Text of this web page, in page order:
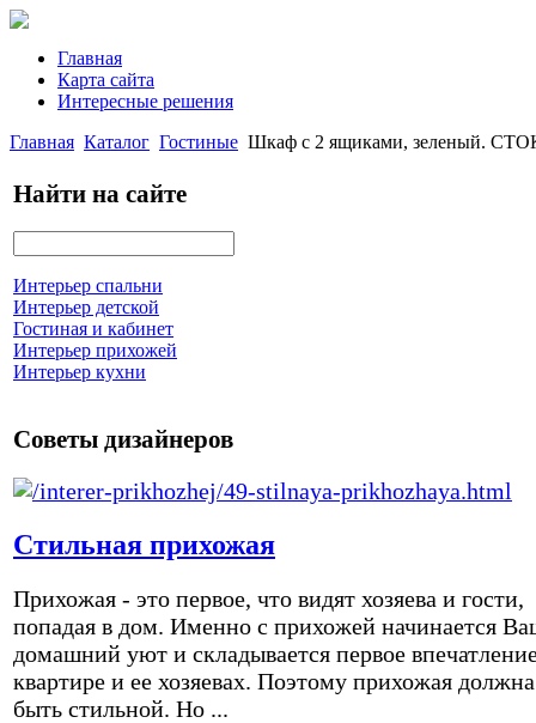
Главная
Карта сайта
Интересные решения
Главная Каталог Гостиные Шкаф с 2 ящиками, зеленый.
Найти на сайте
Интерьер спальни
Интерьер детской
Гостиная и кабинет
Интерьер прихожей
Интерьер кухни
Советы дизайнеров
Стильная прихожая
Прихожая - это первое, что видят хозяева и гости,
попадая в дом. Именно с прихожей начинается
домашний уют и складывается первое
квартире и ее хозяевах. Поэтому прихожая должна
быть стильной. Но ...